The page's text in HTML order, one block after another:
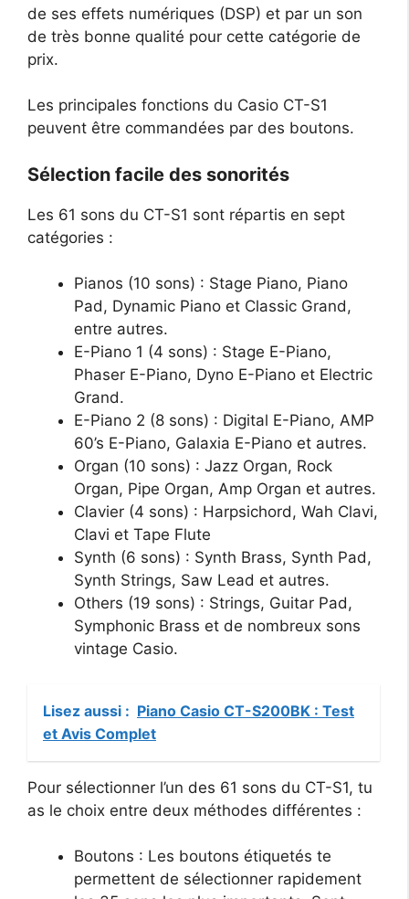
de ses effets numériques (DSP) et par un son
de très bonne qualité pour cette catégorie de
prix.
Les principales fonctions du Casio CT-S1
peuvent être commandées par des boutons.
Sélection facile des sonorités
Les 61 sons du CT-S1 sont répartis en sept
catégories :
Pianos (10 sons) : Stage Piano, Piano
Pad, Dynamic Piano et Classic Grand,
entre autres.
E-Piano 1 (4 sons) : Stage E-Piano,
Phaser E-Piano, Dyno E-Piano et Electric
Grand.
E-Piano 2 (8 sons) : Digital E-Piano, AMP
60’s E-Piano, Galaxia E-Piano et autres.
Organ (10 sons) : Jazz Organ, Rock
Organ, Pipe Organ, Amp Organ et autres.
Clavier (4 sons) : Harpsichord, Wah Clavi,
Clavi et Tape Flute
Synth (6 sons) : Synth Brass, Synth Pad,
Synth Strings, Saw Lead et autres.
Others (19 sons) : Strings, Guitar Pad,
Symphonic Brass et de nombreux sons
vintage Casio.
Lisez aussi : Piano Casio CT-S200BK : Test
et Avis Complet
Pour sélectionner l’un des 61 sons du CT-S1, tu
as le choix entre deux méthodes différentes :
Boutons : Les boutons étiquetés te
permettent de sélectionner rapidement